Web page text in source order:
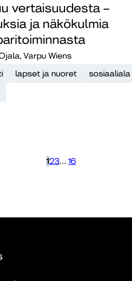
vertaisuudesta –
ja näkökulmia
Varpu Wiens
lapset ja nuoret sosiaaliala
123… 16